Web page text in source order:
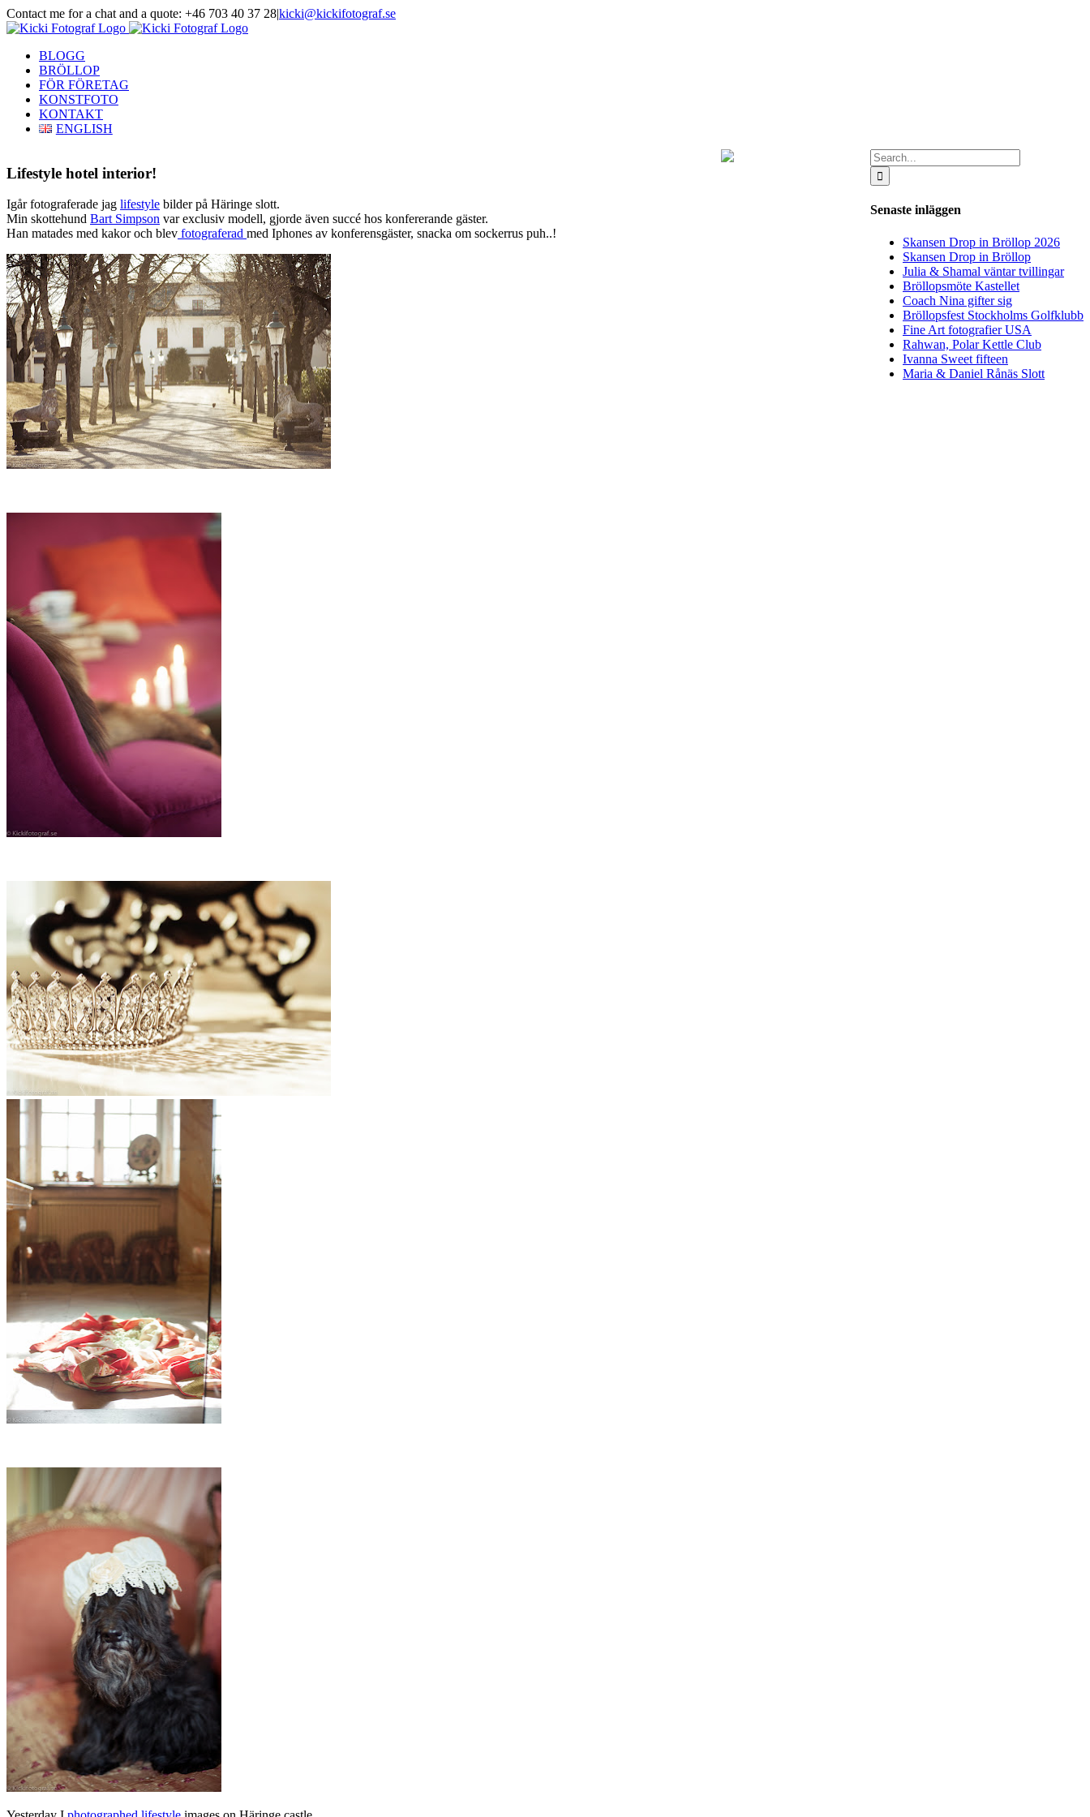
Skip
to
Contact me for a chat and a quote: +46 703 40 37 28|kicki@kickifotograf.se
Instagram
Facebook
BLOGG
BRÖLLOP
FÖR FÖRETAG
KONSTFOTO
KONTAKT
ENGLISH
Lifestyle hotel interior!
Igår fotograferade jag lifestyle bilder på Häringe slott.
Min skottehund Bart Simpson var exclusiv modell, gjorde även succé hos konfererande gäster.
Han matades med kakor och blev fotograferad med Iphones av konferensgäster, snacka om sockerrus puh..!
Search
for:
Senaste inläggen
Skansen Drop in Bröllop 2026
Skansen Drop in Bröllop
Julia & Shamal väntar tvillingar
Bröllopsmöte Kastellet
Coach Nina gifter sig
Bröllopsfest Stockholms Golfklubb
Fine Art fotografier USA
Rahwan, Polar Kettle Club
Ivanna Sweet fifteen
Maria & Daniel Rånäs Slott